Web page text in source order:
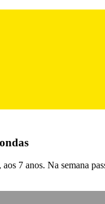
7 anos. Na semana